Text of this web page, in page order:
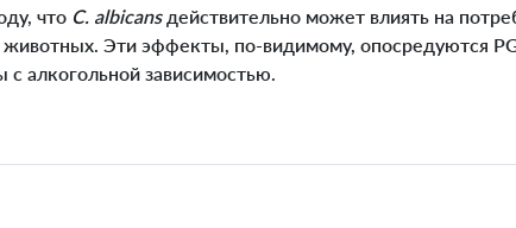
что C. albicans действительно может влиять на
животных. Эти эффекты, по-видимому, опосредуются
с алкогольной зависимостью.